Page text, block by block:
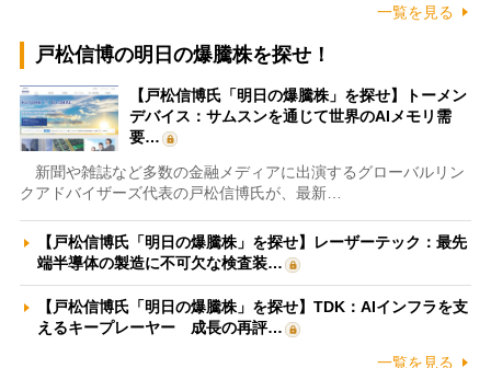
一覧を見る
戸松信博の明日の爆騰株を探せ！
【戸松信博氏「明日の爆騰株」を探せ】トーメン
デバイス：サムスンを通じて世界のAIメモリ需
要…
新聞や雑誌など多数の金融メディアに出演するグローバルリン
クアドバイザーズ代表の戸松信博氏が、最新…
【戸松信博氏「明日の爆騰株」を探せ】レーザーテック：最先
端半導体の製造に不可欠な検査装…
【戸松信博氏「明日の爆騰株」を探せ】TDK：AIインフラを支
えるキープレーヤー 成長の再評…
一覧を見る